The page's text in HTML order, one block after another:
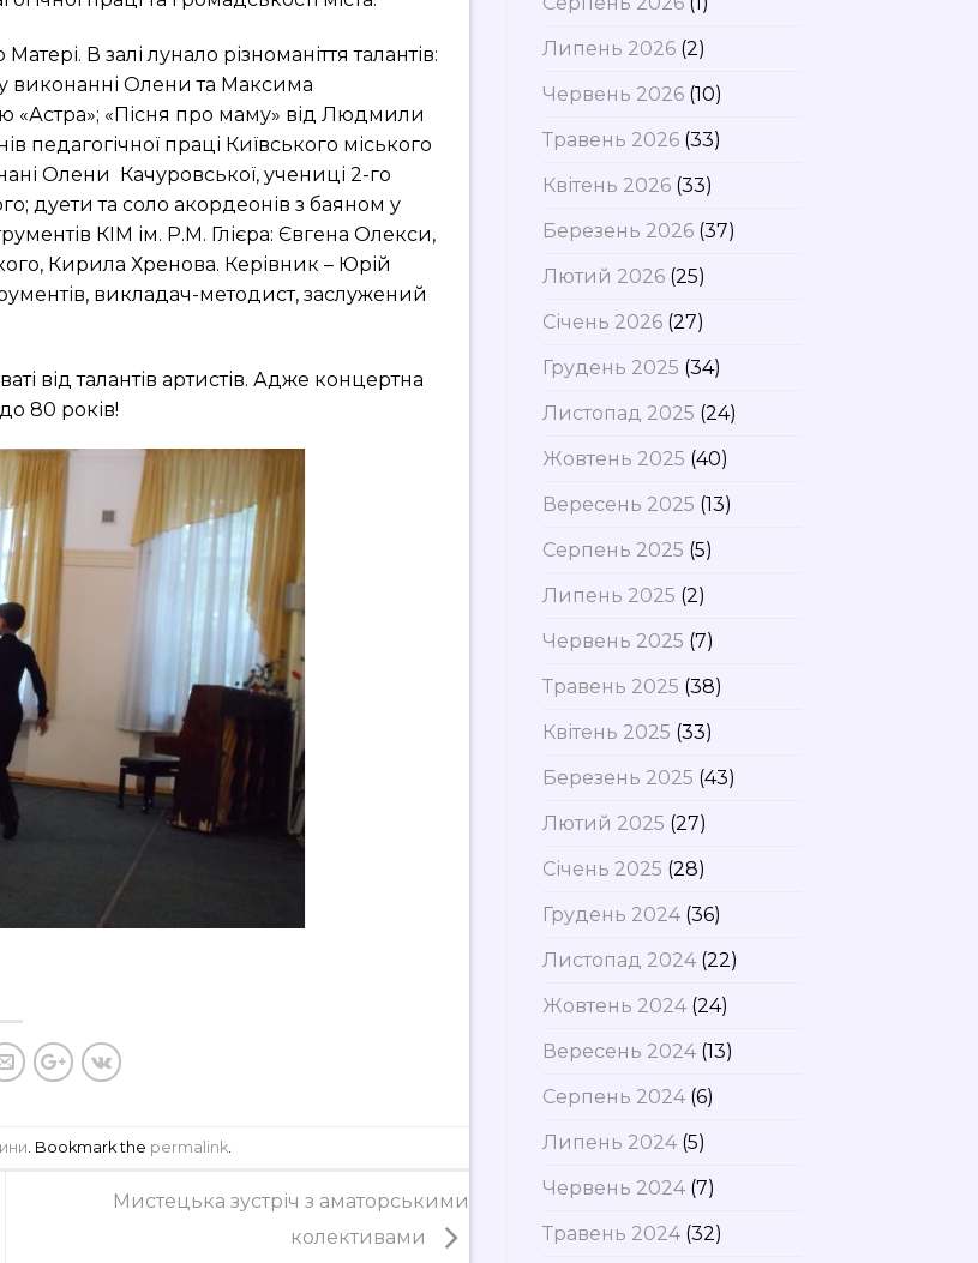
В залі лунало різноманіття талантів:
у виконанні Олени та Максима
«Астра»; «Пісня про маму» від Людмили
педагогічної праці Київського міського
Олени Качуровської, учениці 2-го
дуети та соло акордеонів з баяном у
КІМ ім. Р.М. Глієра: Євгена Олекси,
Кирила Хренова. Керівник – Юрій
викладач-методист, заслужений
від талантів артистів. Адже концертна
80 років!
. Bookmark the permalink.
Мистецька зустріч з аматорськими
колективами
Липень 2026(2)
Червень 2026(10)
Травень 2026(33)
Квітень 2026(33)
Березень 2026(37)
Лютий 2026(25)
Січень 2026(27)
Грудень 2025 (34)
Листопад 2025 (24)
Жовтень 2025 (40)
Вересень 2025 (13)
Серпень 2025 (5)
Липень 2025 (2)
Червень 2025 (7)
Травень 2025 (38)
Квітень 2025 (33)
Березень 2025 (43)
Лютий 2025 (27)
Січень 2025 (28)
Грудень 2024(36)
Листопад 2024(22)
Жовтень 2024(24)
Вересень 2024(13)
Серпень 2024(6)
Липень 2024(5)
Червень 2024(7)
Травень 2024(32)